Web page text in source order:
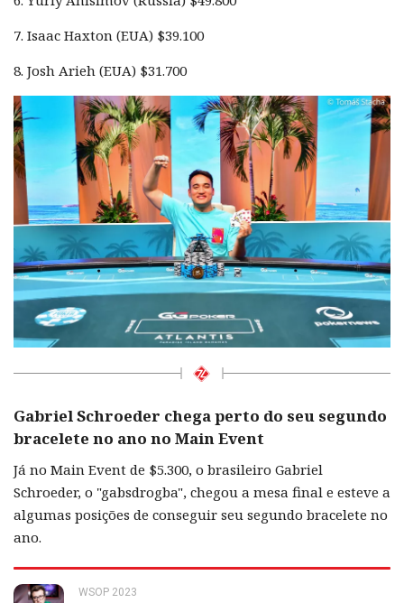
7. Isaac Haxton (EUA) $39.100
8. Josh Arieh (EUA) $31.700
Gabriel Schroeder chega perto do seu segundo
bracelete no ano no Main Event
Já no Main Event de $5.300, o brasileiro Gabriel
Schroeder, o "gabsdrogba", chegou a mesa final e esteve a
algumas posições de conseguir seu segundo bracelete no
ano.
WSOP 2023